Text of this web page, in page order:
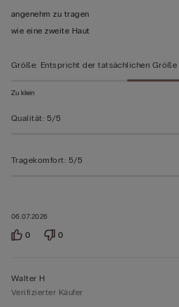
von
5
06.07.2026
angenehm zu tragen
wie eine zweite Haut
Größe: Entspricht der tatsächlichen Größe
Zu klein
Qualität: 5/5
Tragekomfort: 5/5
0 0
Walter H
Verifizierter Käufer